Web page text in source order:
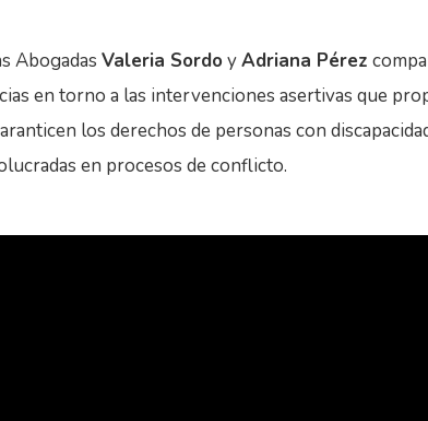
Abogadas Valeria SordoyAdriana Pérez
en torno a las intervenciones asertivas que
los derechos de personas con
en procesos de conflicto.